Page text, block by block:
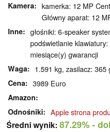
Kamera
kamerka: 12 MP
Główny aparat: 12
Inne
głośniki: 6-speaker
podświetlanie
miesiące(y) gwarancji
Waga 1.591 kg, zasilacz: 365
Cena 3989 Euro
Amazon
Odnośniki
Apple strona
Średni wynik: 87.29%-